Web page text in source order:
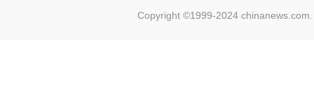
Copyright ©1999-2024